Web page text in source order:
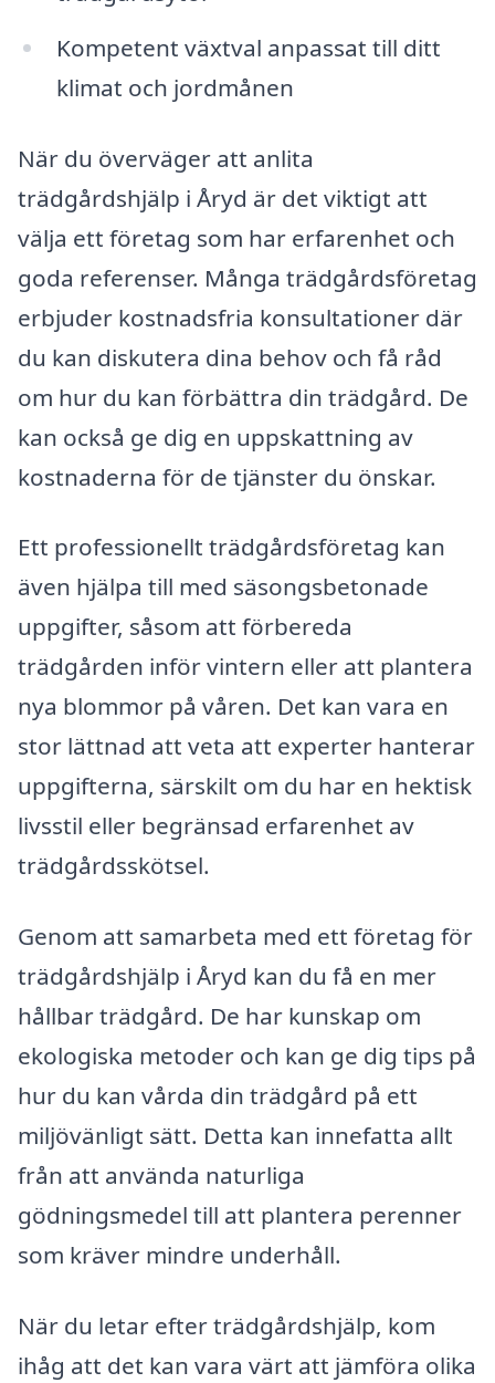
Kompetent växtval anpassat till ditt
klimat och jordmånen
När du överväger att anlita
trädgårdshjälp i Åryd är det viktigt att
välja ett företag som har erfarenhet och
goda referenser. Många trädgårdsföretag
erbjuder kostnadsfria konsultationer där
du kan diskutera dina behov och få råd
om hur du kan förbättra din trädgård. De
kan också ge dig en uppskattning av
kostnaderna för de tjänster du önskar.
Ett professionellt trädgårdsföretag kan
även hjälpa till med säsongsbetonade
uppgifter, såsom att förbereda
trädgården inför vintern eller att plantera
nya blommor på våren. Det kan vara en
stor lättnad att veta att experter hanterar
uppgifterna, särskilt om du har en hektisk
livsstil eller begränsad erfarenhet av
trädgårdsskötsel.
Genom att samarbeta med ett företag för
trädgårdshjälp i Åryd kan du få en mer
hållbar trädgård. De har kunskap om
ekologiska metoder och kan ge dig tips på
hur du kan vårda din trädgård på ett
miljövänligt sätt. Detta kan innefatta allt
från att använda naturliga
gödningsmedel till att plantera perenner
som kräver mindre underhåll.
När du letar efter trädgårdshjälp, kom
ihåg att det kan vara värt att jämföra olika